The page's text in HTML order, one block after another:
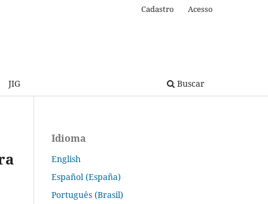
JIG Buscar
Cadastro Acesso
Idioma
English
Español (España)
Português (Brasil)